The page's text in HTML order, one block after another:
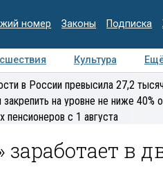
номер Законы Подписка
Культура
Интервью
в России превысила 27,2
на уровне не ниже 40%
пенсионеров с 1 августа
в